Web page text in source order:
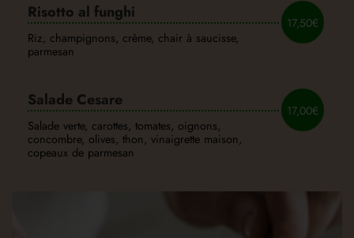
Risotto al funghi
17,50€
Riz, champignons, crème, chair à saucisse,
parmesan
Salade Cesare
17,00€
Salade verte, carottes, tomates, oignons,
concombre, olives, thon, vinaigrette maison,
copeaux de parmesan